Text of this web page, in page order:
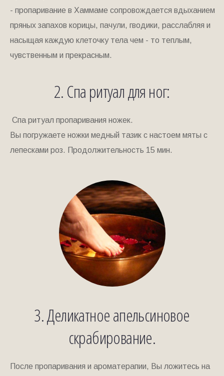
- пропаривание в Хаммаме сопровождается вдыханием
пряных запахов корицы, пачули, гводики, расслабляя и
насыщая каждую клеточку тела чем - то теплым,
чувственным и прекрасным.
2. Спа ритуал для ног:
Спа ритуал пропаривания ножек.
Вы погружаете ножки медный тазик с настоем мяты с
лепесками роз. Продолжительность 15 мин.
3. Деликатное апельсиновое
скрабирование.
После пропаривания и ароматерапии, Вы ложитесь на